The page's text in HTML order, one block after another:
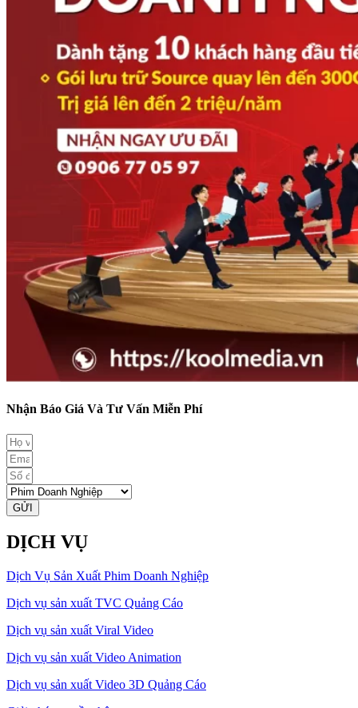
Nhận Báo Giá Và Tư Vấn Miễn Phí
GỬI
DỊCH VỤ
Dịch Vụ Sản Xuất Phim Doanh Nghiệp
Dịch vụ sản xuất TVC Quảng Cáo
Dịch vụ sản xuất Viral Video
Dịch vụ sản xuất Video Animation
Dịch vụ sản xuất Video 3D Quảng Cáo